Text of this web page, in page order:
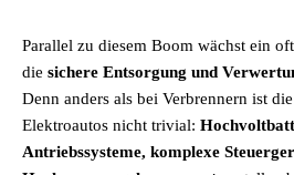
Parallel zu diesem Boom wächst ein
die sichere Entsorgung und
Denn anders als bei Verbrennern ist
Elektroautos nicht trivial:
Antriebssysteme, komplexe